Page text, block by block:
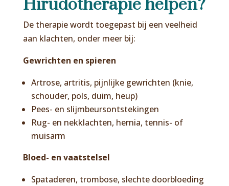
Hirudotherapie helpen?
De therapie wordt toegepast bij een veelheid
aan klachten, onder meer bij:
Gewrichten en spieren
Artrose, artritis, pijnlijke gewrichten (knie,
schouder, pols, duim, heup)
Pees- en slijmbeursontstekingen
Rug- en nekklachten, hernia, tennis- of
muisarm
Bloed- en vaatstelsel
Spataderen, trombose, slechte doorbloeding